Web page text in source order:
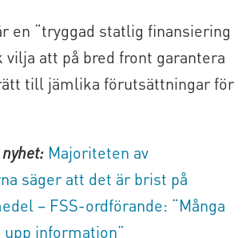
en “tryggad statlig finansiering
vilja att på bred front garantera
till jämlika förutsättningar för
Majoriteten av
säger att det är brist på
– FSS-ordförande: “Många
information”